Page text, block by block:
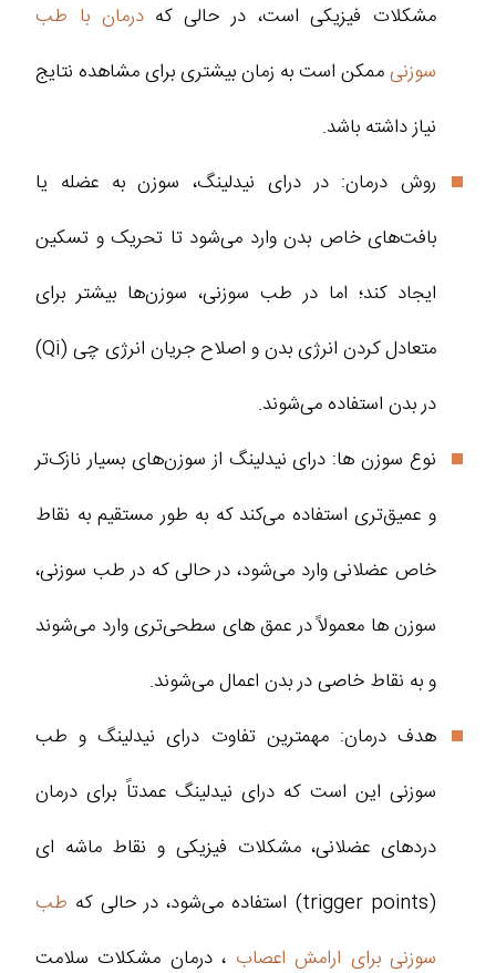
مشکلات فیزیکی است، در حالی کهدرمان با طب
سوزنیممکن است به زمان بیشتری برای مشاهده نتایج
نیاز داشته باشد.
روش درمان: در درای نیدلینگ، سوزن به عضله یا
بافت‌های خاص بدن وارد می‌شود تا تحریک و تسکین
ایجاد کند؛ اما در طب سوزنی، سوزن‌ها بیشتر برای
متعادل کردن انرژی بدن و اصلاح جریان انرژی چی (Qi)
در بدن استفاده می‌شوند.
نوع سوزن‌ ها: درای نیدلینگ از سوزن‌های بسیار نازک‌تر
و عمیق‌تری استفاده می‌کند که به‌ طور مستقیم به نقاط
خاص عضلانی وارد می‌شود، در حالی که در طب سوزنی،
سوزن‌ ها معمولاً در عمق‌ های سطحی‌تری وارد می‌شوند
و به نقاط خاصی در بدن اعمال می‌شوند.
هدف درمان: مهمترین تفاوت درای نیدلینگ و طب
سوزنی این است که درای نیدلینگ عمدتاً برای درمان
دردهای عضلانی، مشکلات فیزیکی و نقاط ماشه‌ ای
(trigger points) استفاده می‌شود، در حالی که
طب
سوزنی برای ارامش اعصاب ، درمان مشکلات سلامت